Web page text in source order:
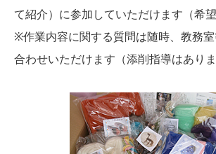
て紹介）に参加していただけます（希
※作業内容に関する質問は随時、教務
合わせいただけます（添削指導はありま